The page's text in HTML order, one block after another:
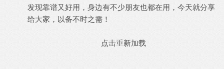
发现靠谱又好用，身边有不少朋友也都在用，今天就分享
给大家，以备不时之需！
点击重新加载